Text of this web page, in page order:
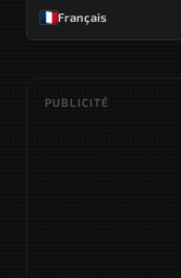
Français
PUBLICITÉ